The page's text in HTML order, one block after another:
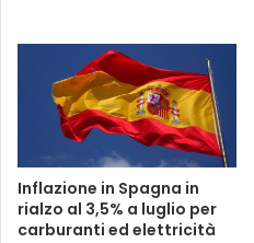
Inflazione in Spagna in
rialzo al 3,5% a luglio per
carburanti ed elettricità